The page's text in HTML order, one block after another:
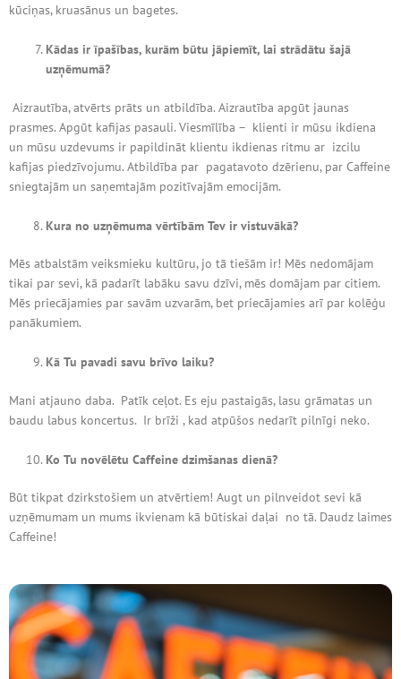
kūciņas, kruasānus un bagetes.
Kādas ir īpašības, kurām būtu jāpiemīt, lai strādātu šajā
uzņēmumā?
Aizrautība, atvērts prāts un atbildība. Aizrautība apgūt jaunas
prasmes. Apgūt kafijas pasauli. Viesmīlība – klienti ir mūsu ikdiena
un mūsu uzdevums ir papildināt klientu ikdienas ritmu ar izcilu
kafijas piedzīvojumu. Atbildība par pagatavoto dzērienu, par Caffeine
sniegtajām un saņemtajām pozitīvajām emocijām.
Kura no uzņēmuma vērtībām Tev ir vistuvākā?
Mēs atbalstām veiksmieku kultūru, jo tā tiešām ir! Mēs nedomājam
tikai par sevi, kā padarīt labāku savu dzīvi, mēs domājam par citiem.
Mēs priecājamies par savām uzvarām, bet priecājamies arī par kolēģu
panākumiem.
Kā Tu pavadi savu brīvo laiku?
Mani atjauno daba. Patīk ceļot. Es eju pastaigās, lasu grāmatas un
baudu labus koncertus. Ir brīži , kad atpūšos nedarīt pilnīgi neko.
Ko Tu novēlētu Caffeine dzimšanas dienā?
Būt tikpat dzirkstošiem un atvērtiem! Augt un pilnveidot sevi kā
uzņēmumam un mums ikvienam kā būtiskai daļai no tā. Daudz laimes
Caffeine!